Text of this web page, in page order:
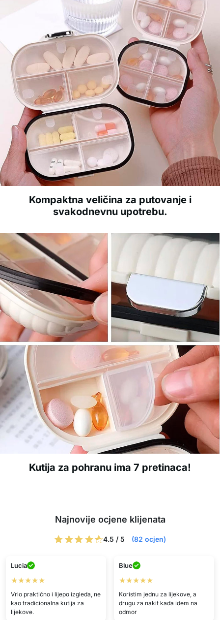
Kompaktna veličina za putovanje i
svakodnevnu upotrebu.
Kutija za pohranu ima 7 pretinaca!
Najnovije ocjene klijenata
4.5 / 5 (82 ocjen)
Lucia
★★★★★
Vrlo praktično i lijepo izgleda, ne
kao tradicionalna kutija za
lijekove.
Blue
★★★★★
Koristim jednu za lijekove, a
drugu za nakit kada idem na
odmor